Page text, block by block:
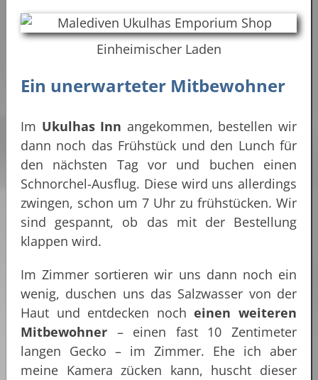
Einheimischer Laden
Ein unerwarteter Mitbewohner
Im Ukulhas Inn angekommen, bestellen wir
dann noch das Frühstück und den Lunch für
den nächsten Tag vor und buchen einen
Schnorchel-Ausflug. Diese wird uns allerdings
zwingen, schon um 7 Uhr zu frühstücken. Wir
sind gespannt, ob das mit der Bestellung
klappen wird.
Im Zimmer sortieren wir uns dann noch ein
wenig, duschen uns das Salzwasser von der
Haut und entdecken nocheinen weiteren
Mitbewohner – einen fast 10 Zentimeter
langen Gecko – im Zimmer. Ehe ich aber
meine Kamera zücken kann, huscht dieser